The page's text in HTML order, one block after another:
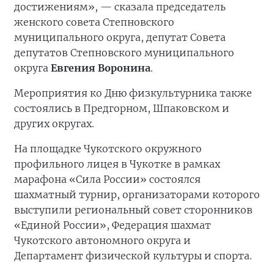
достижениям», — сказала председатель
женского совета Степновского
муниципального округа, депутат Совета
депутатов Степновского муниципального
округа Евгения Воронина.
Мероприятия ко Дню физкультурника также
состоялись в Предгорном, Шпаковском и
других округах.
На площадке Чукотского окружного
профильного лицея в Чукотке в рамках
марафона «Сила России» состоялся
шахматный турнир, организаторами которого
выступили региональный совет сторонников
«Единой России», Федерация шахмат
Чукотского автономного округа и
Департамент физической культуры и спорта.